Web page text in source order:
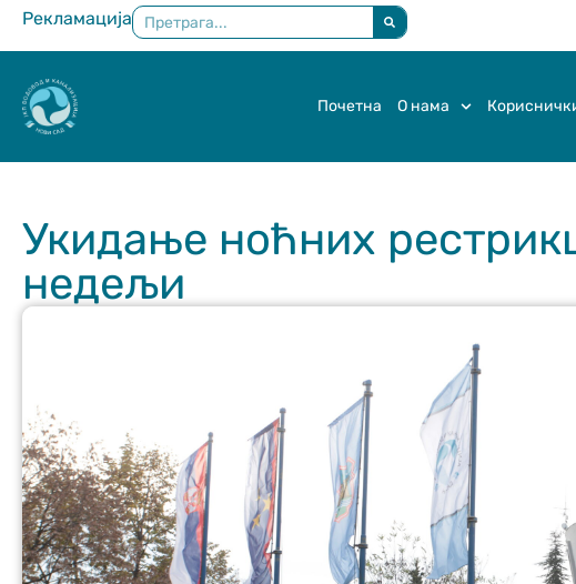
Рекламација
Почетна О нама
Укидање ноћних
недељи